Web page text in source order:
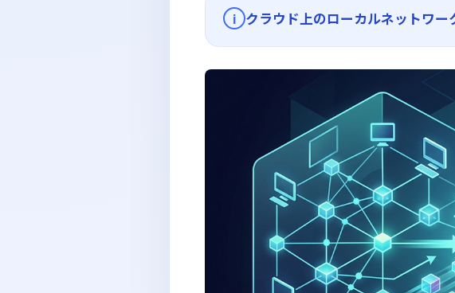
i クラウド上のローカルネットワー